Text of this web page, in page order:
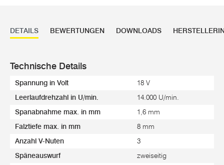
DETAILS BEWERTUNGEN DOWNLOADS
Technische Details
Spannung in Volt 18 V
Leerlaufdrehzahl in U/min. 14.000 U/min.
Spanabnahme max. in mm 1,6 mm
Falztiefe max. in mm 8 mm
Anzahl V-Nuten 3
Späneauswurf zweiseitig